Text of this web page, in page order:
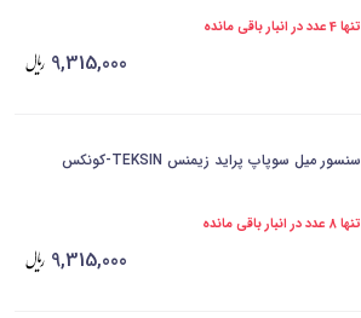
تنها 4 عدد در انبار باقی مانده
9,315,000
سنسور میل سوپاپ پراید زیمنس TEKSIN-کونکس
تنها 8 عدد در انبار باقی مانده
9,315,000